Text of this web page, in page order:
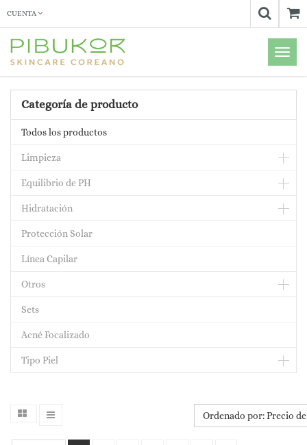
CUENTA
Menú
de
Categoría de producto
Todos los productos
Limpieza
Equilibrio de PH
Hidratación
Protección Solar
Línea Capilar
Otros
Sets
Acné Focalizado
Tipo Piel
Ordenado por: Precio